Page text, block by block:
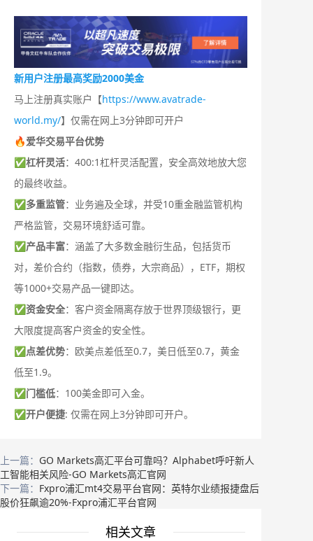
新用户注册最高奖励2000美金
马上注册真实账户【https://www.avatrade-
world.my/】仅需在网上3分钟即可开户
🔥爱华交易平台优势
✅杠杆灵活：400:1杠杆灵活配置，安全高效地放大您
的最终收益。
✅多重监管：业务遍及全球，并受10重金融监管机构
严格监管，交易环境舒适可靠。
✅产品丰富：涵盖了大多数金融衍生品，包括货币
对，差价合约（指数，债券，大宗商品），ETF，期权
等1000+交易产品一键即达。
✅资金安全：客户资金隔离存放于世界顶级银行，更
大限度提高客户资金的安全性。
✅点差优势：欧美点差低至0.7，美日低至0.7，黄金
低至1.9。
✅门槛低：100美金即可入金。
✅开户便捷: 仅需在网上3分钟即可开户。
上一篇： GO Markets高汇平台可靠吗？Alphabet呼吁新人
工智能相关风险-GO Markets高汇官网
下一篇： Fxpro浦汇mt4交易平台官网：英特尔业绩报捷盘后
股价狂飙逾20%-Fxpro浦汇平台官网
相关文章